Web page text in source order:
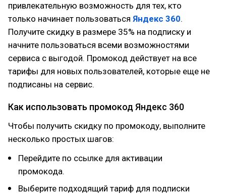
привлекательную возможность для тех, кто
только начинает пользоваться Яндекс 360.
Получите скидку в размере 35% на подписку и
начните пользоваться всеми возможностями
сервиса с выгодой. Промокод действует на все
тарифы для новых пользователей, которые еще не
подписаны на сервис.
Как использовать промокод Яндекс 360
Чтобы получить скидку по промокоду, выполните
несколько простых шагов:
Перейдите по ссылке для активации
промокода.
Выберите подходящий тариф для подписки